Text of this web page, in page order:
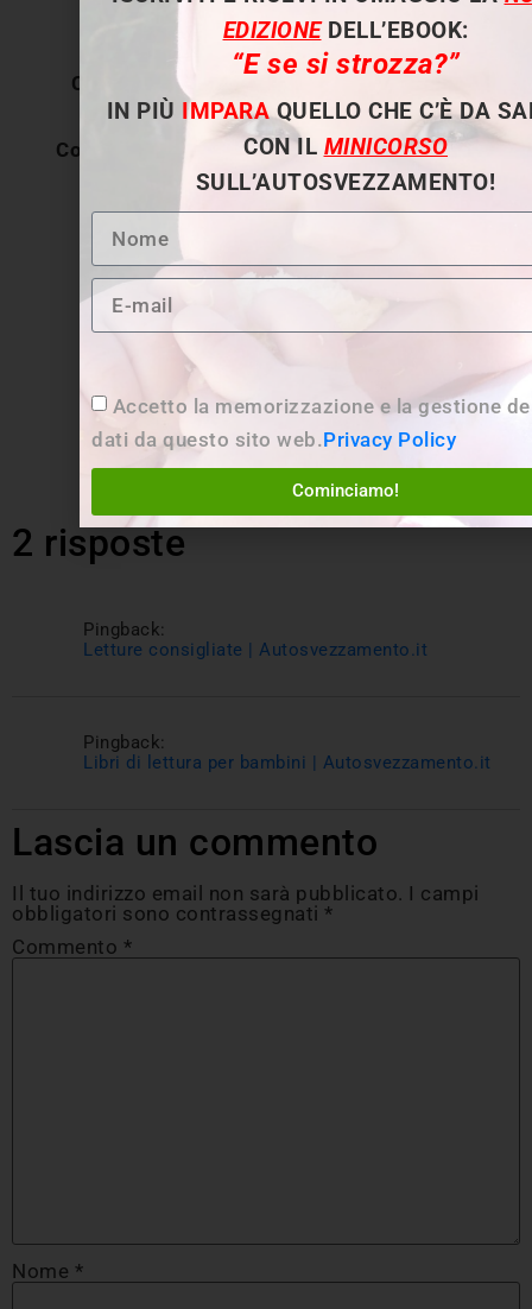
COS’È L’AUTOSVEZZAMENTO E PERCHÉ
ÈDAVVEROPER TUTTI.
Con oltre 140 ricette per TUTTA la famiglia
2 risposte
Pingback:
Letture consigliate | Autosvezzamento.it
Pingback:
Libri di lettura per bambini | Autosvezzamento.it
Lascia un commento
Il tuo indirizzo email non sarà pubblicato. I campi
obbligatori sono contrassegnati *
Commento *
Nome *
EDIZIONEDELL’EBOOK:
“E se si strozza?”
IN PIÙ IMPARAQUELLO CHE C’È DA
CON IL MINICORSO
SULL’AUTOSVEZZAMENTO!
Accetto la memorizzazione e la gestione
dati da questo sito web.Privacy Policy
Cominciamo!